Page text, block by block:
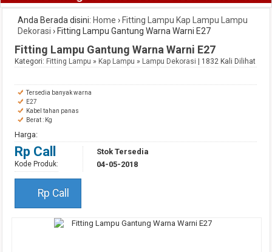
Anda Berada disini: Home › Fitting Lampu Kap Lampu
Lampu
Dekorasi › Fitting Lampu Gantung Warna Warni E27
Fitting Lampu Gantung Warna Warni E27
Kategori: Fitting Lampu » Kap Lampu » Lampu Dekorasi | 1832 Kali Dilihat
Tersedia banyak warna
E27
Kabel tahan panas
Berat : Kg
Harga:
Rp Call
Kode Produk:
Stok Tersedia
04-05-2018
Rp Call